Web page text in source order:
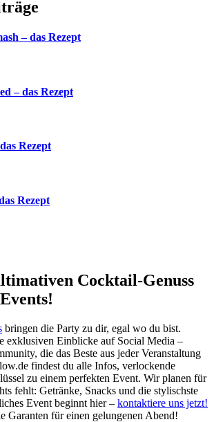
– das Rezept
– das Rezept
Rezept
Rezept
Cocktail-Genuss
bringen die Party zu dir, egal wo du bist.
exklusiven Einblicke auf Social Media –
die das Beste aus jeder Veranstaltung
findest du alle Infos, verlockende
zu einem perfekten Event. Wir planen für
fehlt: Getränke, Snacks und die stylischste
Event beginnt hier – kontaktiere uns jetzt!
Garanten für einen gelungenen Abend!